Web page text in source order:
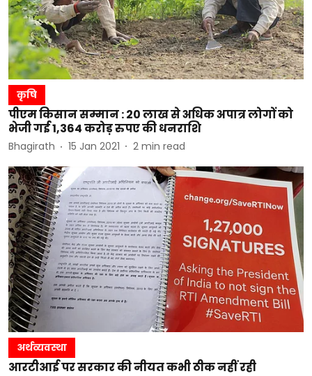
कृषि
पीएम किसान सम्मान : 20 लाख से अधिक अपात्र लोगों को
भेजी गई 1,364 करोड़ रुपए की धनराशि
Bhagirath 15 Jan 2021 2 min read
अर्थव्यवस्था
आरटीआई पर सरकार की नीयत कभी ठीक नहीं रही